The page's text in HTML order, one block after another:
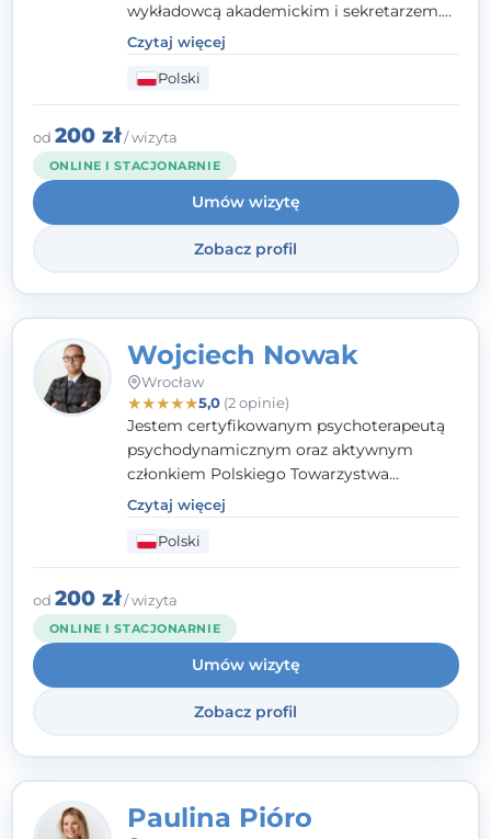
wykładowcą akademickim i sekretarzem.
Dodatkowo mam kwalifikacje mediatora,
specjalizując się w sprawach rodzinnych,
cywilnych oraz karnych.
Czytaj więcej
Polski
od 200 zł/ wizyta
ONLINE I STACJONARNIE
Umów wizytę
Zobacz profil
Wojciech Nowak
Wrocław
★★★★★5,0(2 opinie)
Jestem certyfikowanym psychoterapeutą
psychodynamicznym oraz aktywnym
członkiem Polskiego Towarzystwa
Psychoterapii Psychodynamicznej. W
mojej pracy zawodowej kładę duży nacisk
na uważne słuchanie Pacjenta. Interesuje
mnie szczególnie psychoterapia zaburzeń
osobowości, zaburzeń nerwicowych i
lękowych, a także zagadnienia związane z
małżeństwem i rodziną, w tym problemy w
relacjach rodzinnych. Nie specjalizuję się w
uzależnieniach.
Czytaj więcej
Polski
od 200 zł/ wizyta
ONLINE I STACJONARNIE
Umów wizytę
Zobacz profil
Paulina Pióro